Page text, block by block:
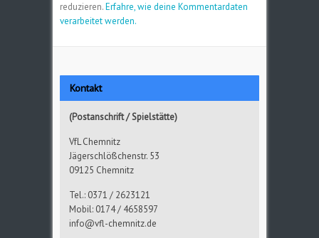
reduzieren.Erfahre, wie deine Kommentardaten
verarbeitet werden.
Kontakt
(Postanschrift / Spielstätte)
VfL Chemnitz
Jägerschlößchenstr. 53
09125 Chemnitz
Tel.: 0371 / 2623121
Mobil: 0174 / 4658597
info@vfl-chemnitz.de